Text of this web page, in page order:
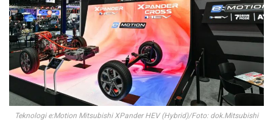
Teknologi e:Motion Mitsubishi XPander HEV (Hybrid)/Foto: dok.Mitsubishi